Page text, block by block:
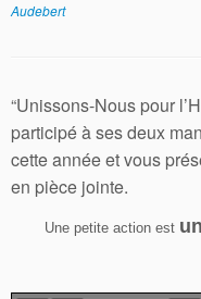
Audebert
“Unissons-Nous pour
participé à ses deux
cette année et vous
en pièce jointe.
Une petite action est